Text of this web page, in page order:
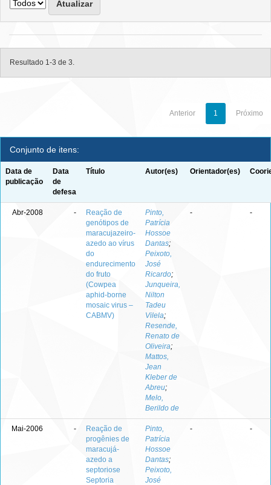
Resultado 1-3 de 3.
Anterior 1 Próximo
Conjunto de itens:
Data de
publicação
Data
de
defesa
Título Autor(es) Orientador(es)
Abr-2008 -
Reação de
genótipos de
maracujazeiro-
azedo ao vírus
do
endurecimento
do fruto
(Cowpea
aphid-borne
mosaic virus –
CABMV)
Pinto,
Patrícia
Hossoe
Dantas;
Peixoto,
José
Ricardo;
Junqueira,
Nilton
Tadeu
Vilela;
Resende,
Renato de
Oliveira;
Mattos,
Jean
Kleber de
Abreu;
Melo,
Berildo de
- -
Mai-2006 -
Reação de
progênies de
maracujá-
azedo a
septoriose
Septoria
Pinto,
Patrícia
Hossoe
Dantas;
Peixoto,
José
- -